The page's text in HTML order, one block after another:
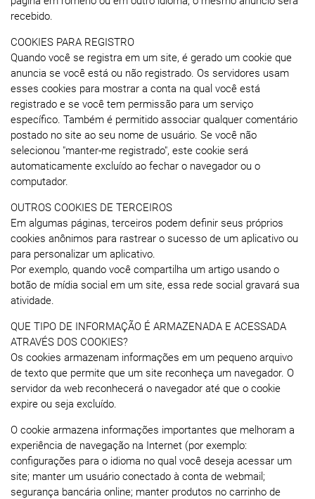
recebido.
COOKIES PARA REGISTRO
Quando você se registra em um site, é gerado um cookie que
anuncia se você está ou não registrado. Os servidores usam
esses cookies para mostrar a conta na qual você está
registrado e se você tem permissão para um serviço
específico. Também é permitido associar qualquer comentário
postado no site ao seu nome de usuário. Se você não
selecionou "manter-me registrado", este cookie será
automaticamente excluído ao fechar o navegador ou o
computador.
OUTROS COOKIES DE TERCEIROS
Em algumas páginas, terceiros podem definir seus próprios
cookies anônimos para rastrear o sucesso de um aplicativo ou
para personalizar um aplicativo.
Por exemplo, quando você compartilha um artigo usando o
botão de mídia social em um site, essa rede social gravará sua
atividade.
QUE TIPO DE INFORMAÇÃO É ARMAZENADA E ACESSADA
ATRAVÉS DOS COOKIES?
Os cookies armazenam informações em um pequeno arquivo
de texto que permite que um site reconheça um navegador. O
servidor da web reconhecerá o navegador até que o cookie
expire ou seja excluído.
O cookie armazena informações importantes que melhoram a
experiência de navegação na Internet (por exemplo:
configurações para o idioma no qual você deseja acessar um
site; manter um usuário conectado à conta de webmail;
segurança bancária online; manter produtos no carrinho de